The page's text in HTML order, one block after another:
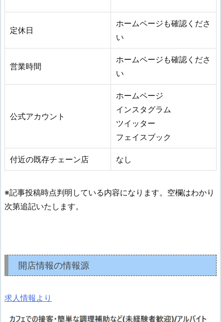
定休日
ホームページも確認くださ
い
営業時間
ホームページも確認くださ
い
公式アカウント
ホームページ
インスタグラム
ツイッター
フェイスブック
付近の既存チェーン店 なし
※記事投稿時点判明している内容になります。空欄はわかり
次第追記いたします。
開店情報の情報源
求人情報より